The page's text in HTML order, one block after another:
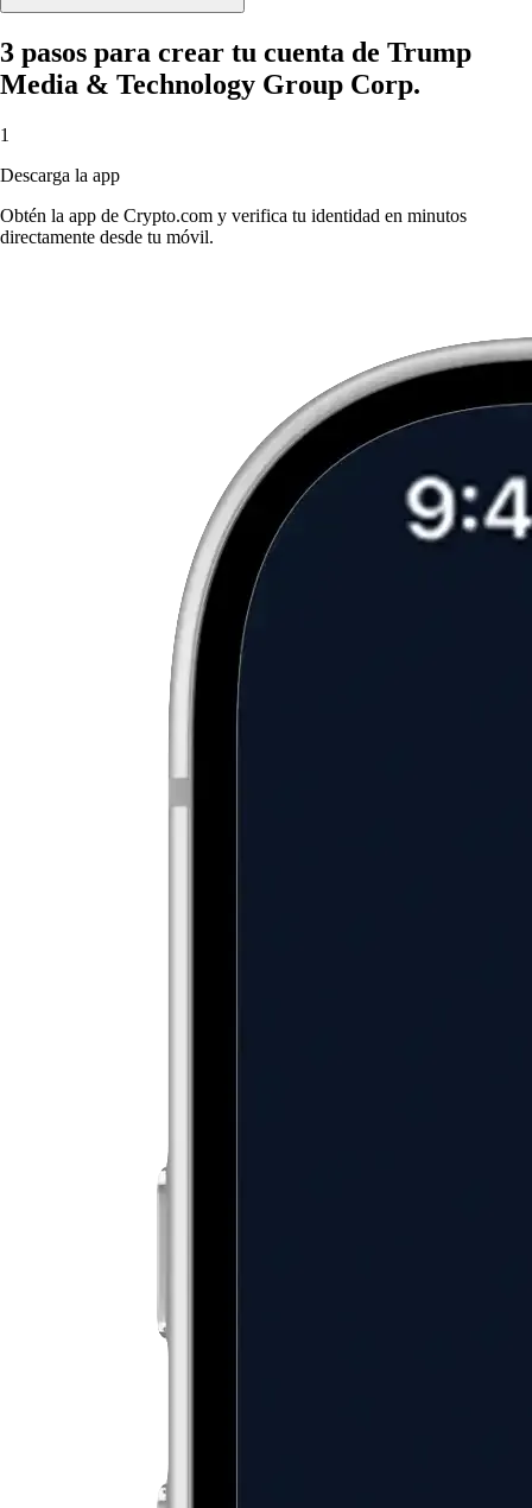
3 pasos para crear tu cuenta de Trump
Media & Technology Group Corp.
1
Descarga la app
Obtén la app de Crypto.com y verifica tu identidad en minutos
directamente desde tu móvil.